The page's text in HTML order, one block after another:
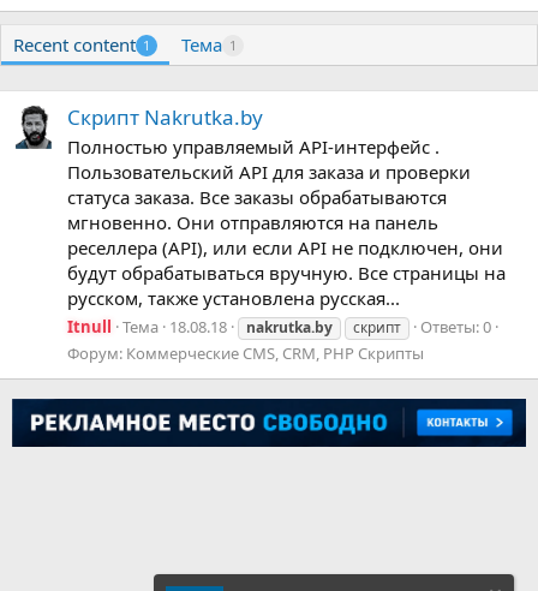
Recent content 1 Тема 1
Скрипт Nakrutka.by
Полностью управляемый API-интерфейс .
Пользовательский API для заказа и проверки
статуса заказа. Все заказы обрабатываются
мгновенно. Они отправляются на панель
реселлера (API), или если API не подключен, они
будут обрабатываться вручную. Все страницы на
русском, также установлена русская...
Itnull Тема 18.08.18 nakrutka.by скрипт
Ответы: 0
Форум: Коммерческие CMS, CRM, PHP Скрипты